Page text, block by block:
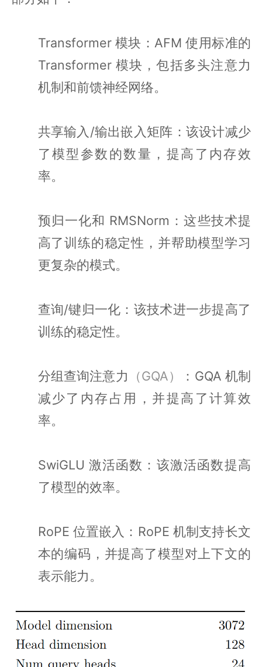
Transformer 模块：AFM 使用标准的
Transformer 模块，包括多头注意力
机制和前馈神经网络。
共享输入/输出嵌入矩阵：该设计减少
了模型参数的数量，提高了内存效
率。
预归一化和 RMSNorm：这些技术提
高了训练的稳定性，并帮助模型学习
更复杂的模式。
查询/键归一化：该技术进一步提高了
训练的稳定性。
分组查询注意力 （GQA）
：GQA 机制
减少了内存占用，并提高了计算效
率。
SwiGLU 激活函数：该激活函数提高
了模型的效率。
RoPE 位置嵌入：RoPE 机制支持长文
本的编码，并提高了模型对上下文的
表示能力。